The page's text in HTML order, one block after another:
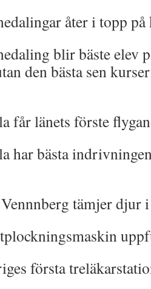
åter i topp på
blir bäste elev
den bästa sen
får länets förste
har bästa
tämjer djur
första